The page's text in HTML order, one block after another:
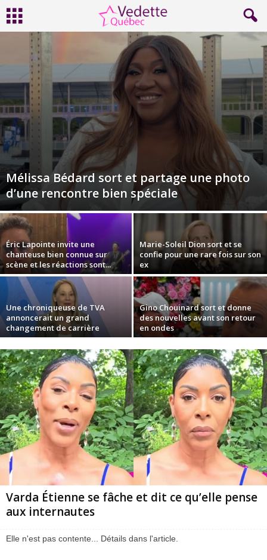
Mélissa Bédard sort et partage une photo
d’une rencontre bien spéciale
Éric Lapointe invite une
chanteuse bien connue sur
scène et les réactions sont...
Marie-Soleil Dion sort et se
confie pour une rare fois sur son
ex
Une chroniqueuse de TVA
annoncerait un grand
changement de carrière
Gino Chouinard sort et donne
des nouvelles avant son retour
en ondes
Varda Étienne se fâche et dit ce qu’elle pense
aux internautes
Elle n'est pas contente... Détails dans l'article.